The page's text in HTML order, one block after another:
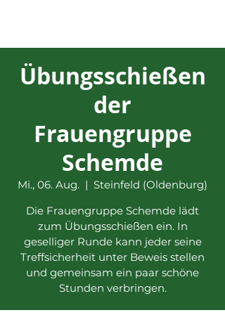
Übungsschießen
der
Frauengruppe
Schemde
Mi., 06. Aug.
  |
Steinfeld (Oldenburg)
Die Frauengruppe Schemde lädt
zum Übungsschießen ein. In
geselliger Runde kann jeder seine
Treffsicherheit unter Beweis stellen
und gemeinsam ein paar schöne
Stunden verbringen.